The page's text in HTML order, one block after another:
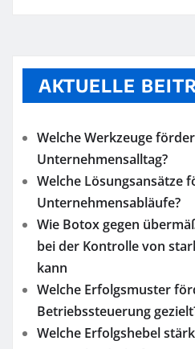
AKTUELLE
Welche Werkzeuge
Unternehmensalltag?
Welche Lösungsansätze
Unternehmensabläufe?
Wie Botox gegen
bei der Kontrolle von
kann
Welche Erfolgsmuster
Betriebssteuerung
Welche Erfolgshebel